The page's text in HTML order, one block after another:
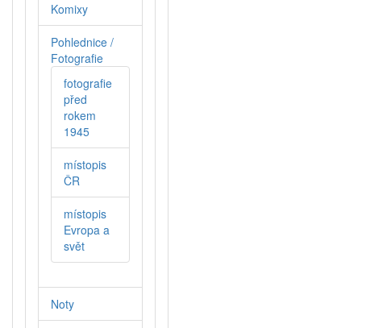
Komixy
Pohlednice /
Fotografie
fotografie
před
rokem
1945
místopis
ČR
místopis
Evropa a
svět
Noty